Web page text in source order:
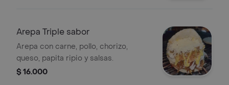
Arepa Triple sabor
Arepa con carne, pollo, chorizo,
queso, papita ripio y salsas.
$ 16.000